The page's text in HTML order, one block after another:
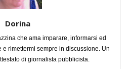
Dorina
che ama imparare, informarsi ed
rimettermi sempre in discussione. Un
di giornalista pubblicista.